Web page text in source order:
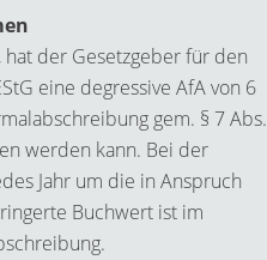
der Gesetzgeber für den
eine degressive AfA von 6
gem. § 7 Abs.
werden kann. Bei der
Jahr um die in Anspruch
Buchwert ist im